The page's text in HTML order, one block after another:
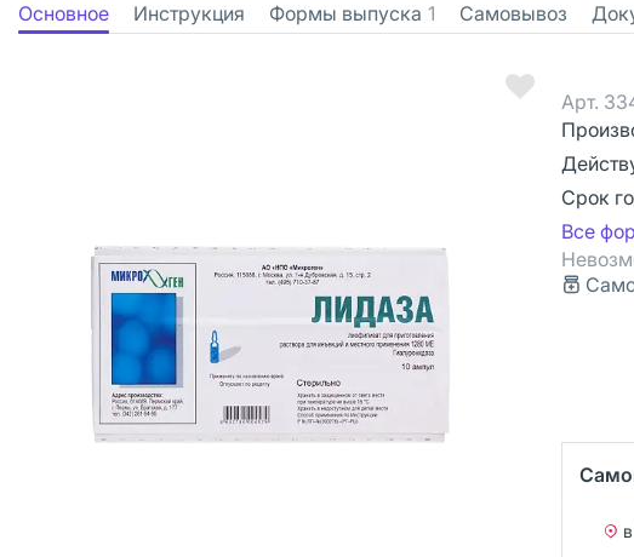
Основное Инструкция Формы выпуска 1 Самовывоз
Арт.
Срок
Все